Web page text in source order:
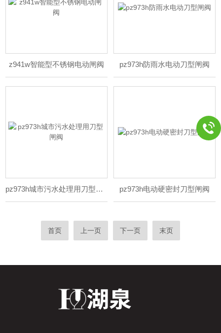
z941w智能型不锈钢电动闸阀 pz973h防雨水电动刀型闸阀
pz973h城市污水处理用刀型闸阀 pz973h电动硬密封刀型闸阀
首页 上一页 下一页 末页